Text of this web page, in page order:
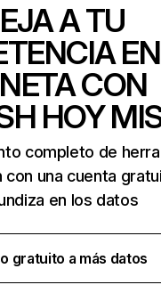
A TU
CON
HOY
completo de
con una cuenta
en los datos
gratuito a más datos